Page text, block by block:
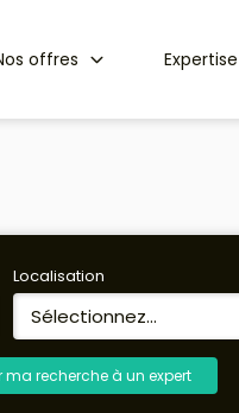
offres
Localisation
Sélectionnez...
ma recherche à un expert